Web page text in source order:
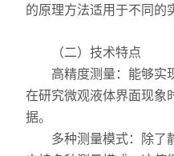
X射线衍射仪（XRD）
激光光散射仪
扫描电镜（SEM）
的原理方法适用于不同的
（二）技术特点
高精度测量：能够实
在研究微观液体界面现象
据。
多种测量模式：除了